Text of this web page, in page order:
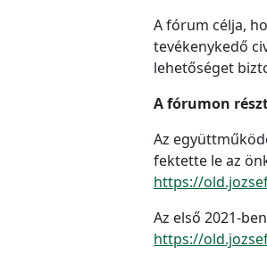
A fórum célja,
tevékenykedő
lehetőséget
A fórumon
Az
fektette le az
https://
Az első 2021-
https://